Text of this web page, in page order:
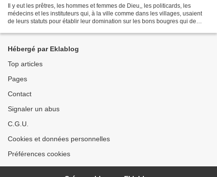
Il y eut les prêtres, les hommes et femmes de Dieu,, les politicards, les
médecins et les instituteurs qui, à la ville comme dans les villages, usaient
de leurs statuts pour établir leur domination sur les bons bougres qui de
Hébergé par Eklablog
Top articles
Pages
Contact
Signaler un abus
C.G.U.
Cookies et données personnelles
Préférences cookies